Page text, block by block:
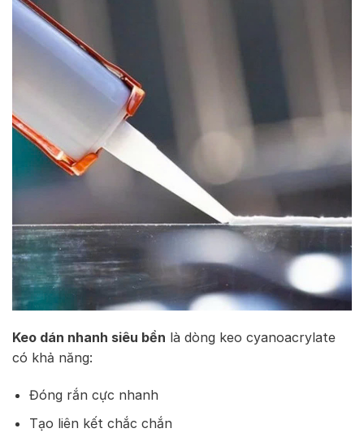
Keo dán nhanh siêu bền là dòng keo cyanoacrylate
có khả năng:
Đóng rắn cực nhanh
Tạo liên kết chắc chắn